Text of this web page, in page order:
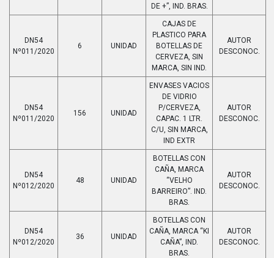
DE +”, IND. BRAS.
DN54
Nº011/2020
6 UNIDAD
CAJAS DE
PLASTICO PARA
BOTELLAS DE
CERVEZA, SIN
MARCA, SIN IND.
AUTOR
DESCONOC.
DN54
Nº011/2020
156 UNIDAD
ENVASES VACIOS
DE VIDRIO
P/CERVEZA,
CAPAC. 1 LTR.
C/U, SIN MARCA,
IND EXTR
AUTOR
DESCONOC.
DN54
Nº012/2020
48 UNIDAD
BOTELLAS CON
CAÑA, MARCA
“VELHO
BARREIRO”. IND.
BRAS.
AUTOR
DESCONOC.
DN54
Nº012/2020
36 UNIDAD
BOTELLAS CON
CAÑA, MARCA “KI
CAÑA”, IND.
BRAS.
AUTOR
DESCONOC.